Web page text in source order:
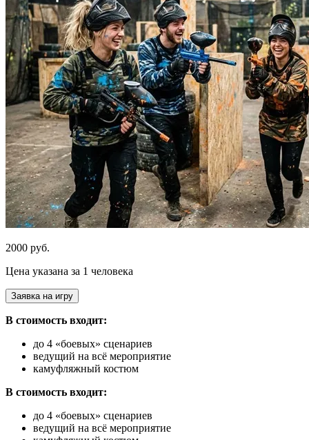
2000 руб.
Цена указана за 1 человека
Заявка на игру
В стоимость входит:
до 4 «боевых» сценариев
ведущий на всё мероприятие
камуфляжный костюм
В стоимость входит:
до 4 «боевых» сценариев
ведущий на всё мероприятие